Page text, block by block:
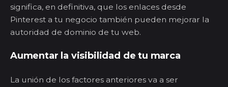
significa, en definitiva, que los enlaces desde
Pinterest a tu negocio también pueden mejorar la
autoridad de dominio de tu web.
Aumentar la visibilidad de tu marca
La unión de los factores anteriores va a ser